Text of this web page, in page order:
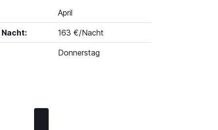
April
163 €/Nacht
Donnerstag